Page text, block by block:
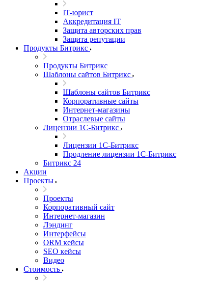
IT-юрист
Аккредитация IT
Защита авторских прав
Защита репутации
Продукты Битрикс
Продукты Битрикс
Шаблоны сайтов Битрикс
Шаблоны сайтов Битрикс
Корпоративные сайты
Интернет-магазины
Отраслевые сайты
Лицензии 1С-Битрикс
Лицензии 1С-Битрикс
Продление лицензии 1С-Битрикс
Битрикс 24
Акции
Проекты
Проекты
Корпоративный сайт
Интернет-магазин
Лэндинг
Интерфейсы
ORM кейсы
SEO кейсы
Видео
Стоимость